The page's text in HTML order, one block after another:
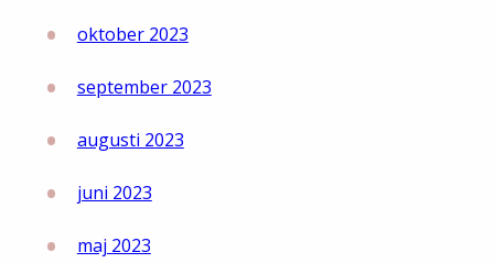
oktober 2023
september 2023
augusti 2023
juni 2023
maj 2023